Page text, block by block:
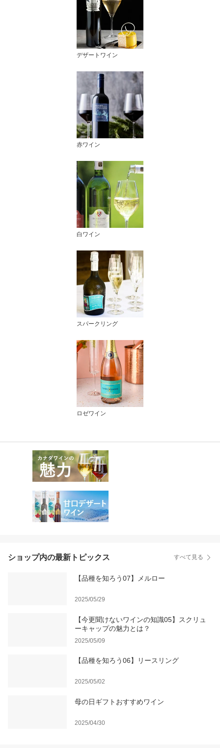
デザートワイン
赤ワイン
白ワイン
スパークリング
ロゼワイン
ショップ内の最新トピックス すべて見る
【品種を知ろう07】メルロー
2025/05/29
【今更聞けないワインの知識05】スクリュ
ーキャップの魅力とは？
2025/05/09
【品種を知ろう06】リースリング
2025/05/02
母の日ギフトおすすめワイン
2025/04/30